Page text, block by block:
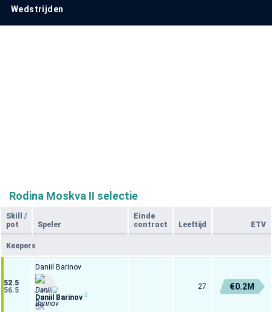
Wedstrijden
Rodina Moskva II selectie
Skill
/
pot
Speler
Einde
contract
Leeftijd ETV
Keepers
52.5
56.5
Daniil Barinov
Daniil Barinov
GK
27 €0.2M